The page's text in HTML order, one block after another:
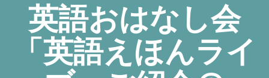
英語おはなし会
「英語えほんライ